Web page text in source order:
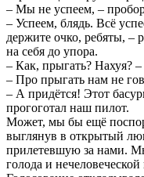
– Мы не успеем, –
– Успеем, блядь. Всё
держите очко, ребяты, –
на себя до упора.
– Как, прыгать? Нахуя?
– Про прыгать нам не
– А придётся! Этот
прогоготал наш пилот.
Может, мы бы ещё
выглянув в открытый
прилетевшую за нами.
голода и